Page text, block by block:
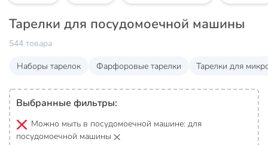
Тарелки для посудомоечной машины
544 товара
Наборы тарелок
Фарфоровые тарелки Тарелки для
Выбранные фильтры:
Можно мыть в посудомоечной машине: для
посудомоечной машины